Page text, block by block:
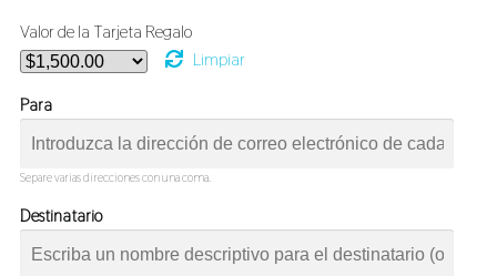
desde
hasta
Valor de la Tarjeta Regalo
Limpiar
Para
Separe varias direcciones con una coma.
Destinatario